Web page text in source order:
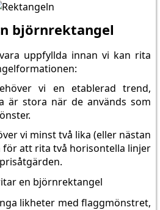
björnrektangel
uppfyllda innan vi kan rita
vi en etablerad trend,
är stora när de används som
vi minst två lika (eller nästan
för att rita två horisontella linjer
likheter med flaggmönstret,